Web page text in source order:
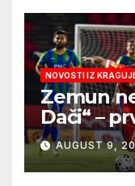
NOVOSTI IZ
Zemun
Dači“ –
mandatu
AUGUST 9,